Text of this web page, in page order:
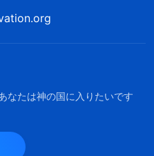
なたは神の国に入りたいです